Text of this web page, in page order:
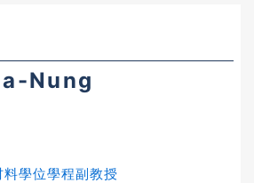
Nung
學位學程副教授